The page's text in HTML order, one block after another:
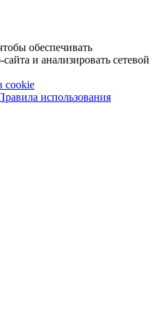
обеспечивать
и анализировать сетевой
cookie
использования